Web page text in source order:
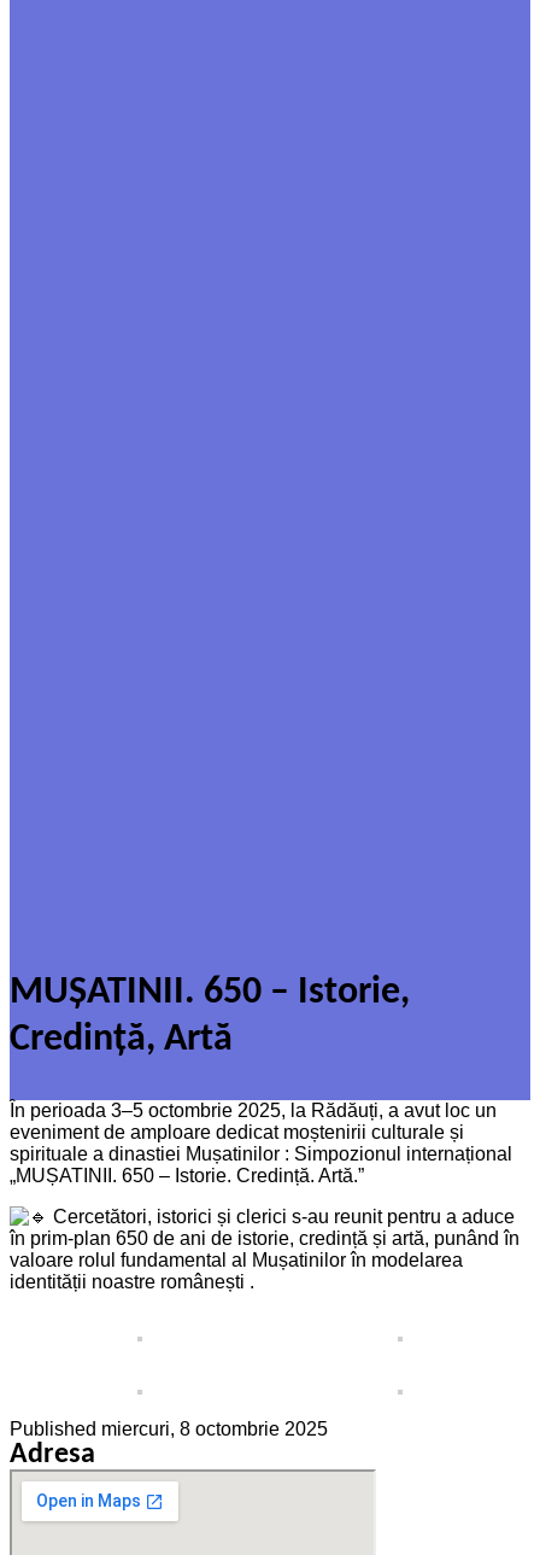
MUȘATINII. 650 – Istorie,
Credință, Artă
În perioada 3–5 octombrie 2025, la Rădăuți, a avut loc un
eveniment de amploare dedicat moștenirii culturale și
spirituale a dinastiei Mușatinilor : Simpozionul internațional
„MUȘATINII. 650 – Istorie. Credință. Artă.”
Cercetători, istorici și clerici s-au reunit pentru a aduce
în prim-plan 650 de ani de istorie, credință și artă, punând în
valoare rolul fundamental al Mușatinilor în modelarea
identității noastre românești .
Published miercuri, 8 octombrie 2025
Adresa